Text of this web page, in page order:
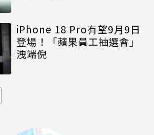
iPhone 18 Pro有望9月9日
登場！「蘋果員工抽選會」
洩端倪